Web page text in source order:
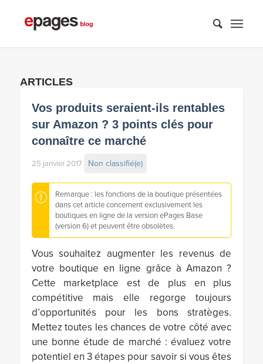
ARTICLES
Vos produits seraient-ils rentables
sur Amazon ? 3 points clés pour
connaître ce marché
25 janvier 2017 Non classifié(e)
Remarque : les fonctions de la boutique présentées
dans cet article concernent exclusivement les
boutiques en ligne de la version ePages Base
(version 6) et peuvent être obsolètes.
Vous souhaitez augmenter les revenus de
votre boutique en ligne grâce à Amazon ?
Cette marketplace est de plus en plus
compétitive mais elle regorge toujours
d’opportunités pour les bons stratèges.
Mettez toutes les chances de votre côté avec
une bonne étude de marché : évaluez votre
potentiel en 3 étapes pour savoir si vous êtes